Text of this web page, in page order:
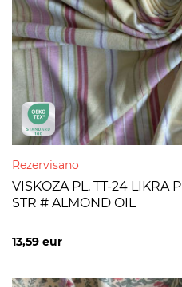
Rezervisano
VISKOZA PL. TT-24 LIKRA
STR # ALMOND OIL
13,59 eur